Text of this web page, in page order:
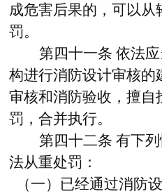
成危害后果的，可以从
罚。
第四十一条 依法
构进行消防设计审核
审核和消防验收，擅自
罚，合并执行。
第四十二条 有下
法从重处罚：
（一）已经通过消防